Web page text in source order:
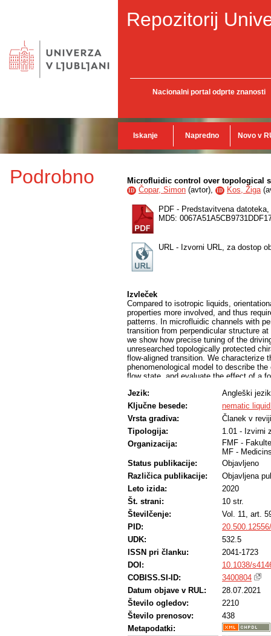
Repozitorij
Nacionalni portal odprte znanosti
Iskanje Napredno Novo v
Podrobno Microfluidic control over topological
ID Čopar, Simon (avtor), ID Kos, Žiga(
PDF - Predstavitvena datoteka,
MD5:
URL - Izvorni URL, za dostop
Izvleček
Compared to isotropic liquids,
properties more involved, and thus
patterns. In microfluidic channels with
transition from perpendicular structure
we show how precise tuning of the
unresearched topologically protected
flow-aligned transition. We characterize
phenomenological model to describe
flow state, and evaluate the effect of a
careful control of the flow rate.
Jezik:
Angleški jezik
Ključne besede:
nematic
Vrsta gradiva:
Članek v reviji
Tipologija:
1.01 - Izvirni
Organizacija:
FMF -
MF -
Status publikacije:
Objavljeno
Različica publikacije:
Objavljena
Leto izida:
2020
Št. strani:
10 str.
Številčenje:
Vol. 11, art.
PID:
UDK:
532.5
ISSN pri članku:
2041-1723
DOI:
10.1038/
COBISS.SI-ID:
3400804
Datum objave v RUL:
28.07.2021
Število ogledov:
2210
Število prenosov:
438
Metapodatki: